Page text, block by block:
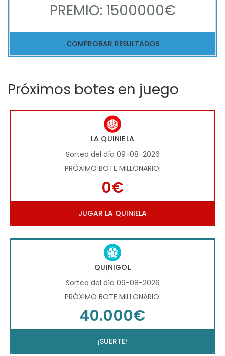
PREMIO: 1500000€
COMPROBAR RESULTADOS
Próximos botes en juego
LA QUINIELA
Sorteo del día 09-08-2026
PRÓXIMO BOTE MILLONARIO:
0€
JUGAR LA QUINIELA
QUINIGOL
Sorteo del día 09-08-2026
PRÓXIMO BOTE MILLONARIO:
40.000€
¡SUERTE!